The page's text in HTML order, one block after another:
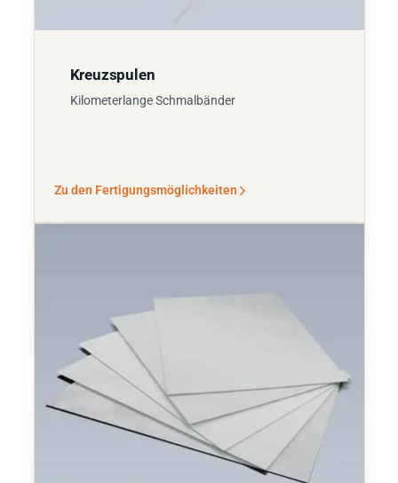
Kreuzspulen
Kilometerlange Schmalbänder
Zu den Fertigungsmöglichkeiten